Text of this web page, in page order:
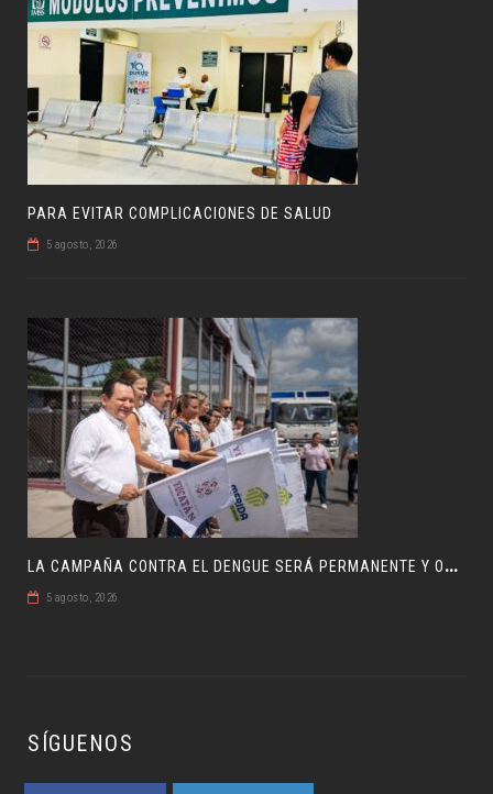
PARA EVITAR COMPLICACIONES DE SALUD
5 agosto, 2026
L
A CAMPAÑA CONTRA EL DENGUE SERÁ PERMANENTE Y ORDENADA
5 agosto, 2026
SÍGUENOS